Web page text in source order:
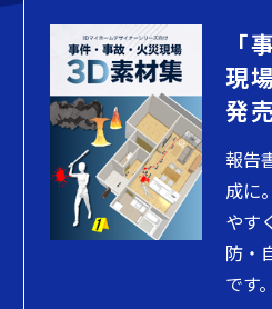
「
現
発売
報告
成に
やす
防・
です。